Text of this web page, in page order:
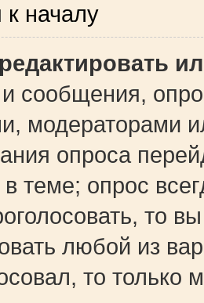
к началу
сообщения,
модераторами
опроса
теме; опрос
то
любой из
то только